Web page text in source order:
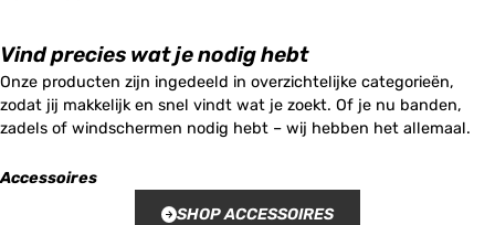
Vind precies wat je nodig hebt
Onze producten zijn ingedeeld in overzichtelijke categorieën,
zodat jij makkelijk en snel vindt wat je zoekt. Of je nu banden,
zadels of windschermen nodig hebt – wij hebben het allemaal.
Accessoires
SHOP ACCESSOIRES